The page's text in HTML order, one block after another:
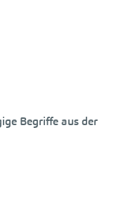
Begriffe aus der